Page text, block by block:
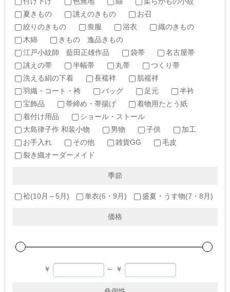
夏きもの
誂えのきもの
お召
絞りのきもの
喪服 浴衣
織のきもの
木綿
きもの 逸品きもの
江戸小紋師 藍田正雄作品
袋帯
名古屋帯
誂えの帯
半幅帯 丸帯
つくり帯
洗える絹の下着
長襦袢
肌襦袢
羽織・コート・袴
バッグ 足元
半衿
宝飾品
帯締め・帯揚げ
着物用たとう紙
着付け用品
ショール・ストール
大島律子作 和装小物
男物 子供
加工
お手入れ
その他 雑貨GG
毛皮
裂き織オーダーメイド
季節
袷(10月～5月) 単衣(6・9月) 盛夏・うす物(7・8月)
価格
￥ ～ ￥